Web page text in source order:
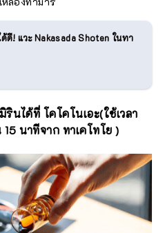
ดี! แวะ Nakasada Shoten ในทา
นได้ที่ โคโคโนเอะ(ใช้เวลา
นาทีจาก ทาเคโทโย )